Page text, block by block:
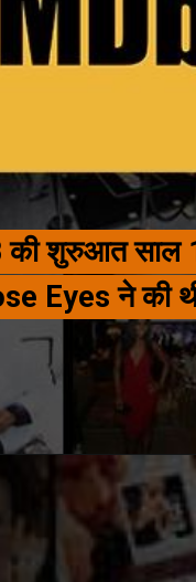
की शुरुआत साल
Eyes ने की
की शुरुआत साल
Eyes ने की